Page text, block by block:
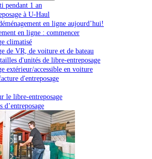
pendant 1 an
à U-Haul
en ligne aujourd’hui!
en ligne : commencer
climatisé
de VR, de voiture et de bateau
d'unités de libre-entreposage
extérieur/accessible en voiture
d'entreposage
le libre-entreposage
d’entreposage